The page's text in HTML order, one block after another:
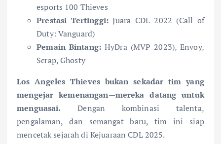
esports 100 Thieves
Prestasi Tertinggi: Juara CDL 2022 (Call of
Duty: Vanguard)
Pemain Bintang: HyDra (MVP 2023), Envoy,
Scrap, Ghosty
Los Angeles Thieves bukan sekadar tim yang
mengejar kemenangan—mereka datang untuk
menguasai. Dengan kombinasi talenta,
pengalaman, dan semangat baru, tim ini siap
mencetak sejarah di Kejuaraan CDL 2025.